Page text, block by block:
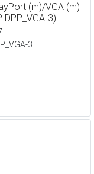
(m)/VGA (m)
3)
3